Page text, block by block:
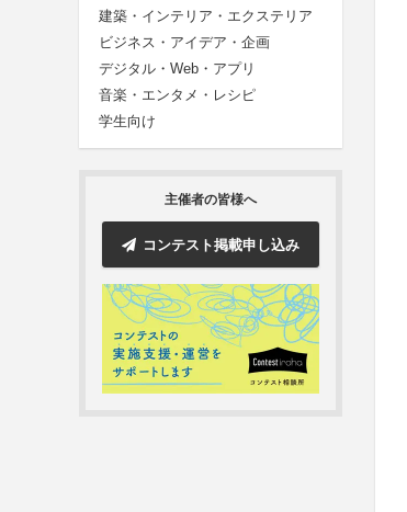
建築・インテリア・エクステリア
ビジネス・アイデア・企画
デジタル・Web・アプリ
音楽・エンタメ・レシピ
学生向け
主催者の皆様へ
コンテスト掲載申し込み